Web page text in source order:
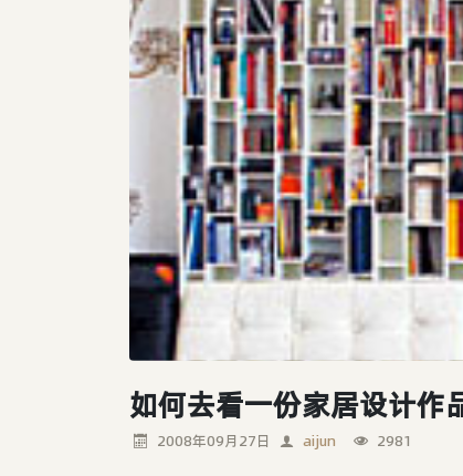
如何去看一份家居设计作
2008年09月27日 aijun 2981